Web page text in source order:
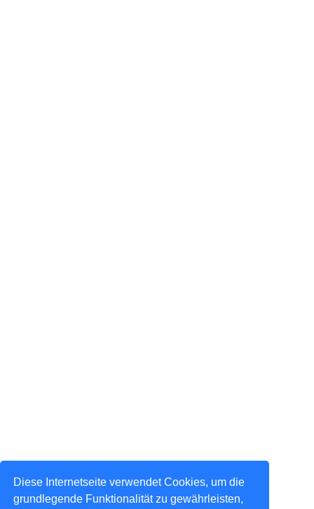
Diese Internetseite verwendet Cookies, um die
grundlegende Funktionalität zu gewährleisten,